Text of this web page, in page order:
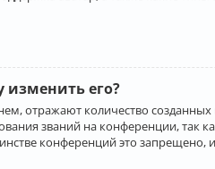
изменить его?
отражают количество
званий на конференции, так
конференций это